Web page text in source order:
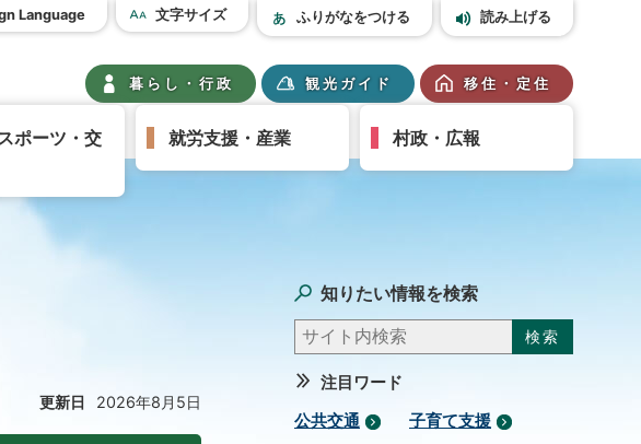
Language 文字サイズ ふりがなをつける 読み上げる
暮らし・行政 観光ガイド 移住・定住
ポーツ・交
就労支援・産業 村政・広報
更新日 2026年8月5日
知りたい情報を検索
注目ワード
公共交通
子育て支援